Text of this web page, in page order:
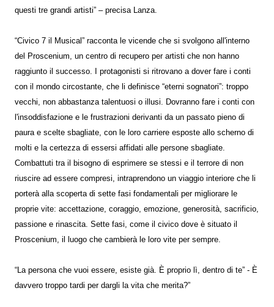
questi tre grandi artisti” – precisa Lanza.
“Civico 7 il Musical” racconta le vicende che si svolgono all'interno
del Proscenium, un centro di recupero per artisti che non hanno
raggiunto il successo. I protagonisti si ritrovano a dover fare i conti
con il mondo circostante, che li definisce “eterni sognatori”: troppo
vecchi, non abbastanza talentuosi o illusi. Dovranno fare i conti con
l'insoddisfazione e le frustrazioni derivanti da un passato pieno di
paura e scelte sbagliate, con le loro carriere esposte allo scherno di
molti e la certezza di essersi affidati alle persone sbagliate.
Combattuti tra il bisogno di esprimere se stessi e il terrore di non
riuscire ad essere compresi, intraprendono un viaggio interiore che li
porterà alla scoperta di sette fasi fondamentali per migliorare le
proprie vite: accettazione, coraggio, emozione, generosità, sacrificio,
passione e rinascita. Sette fasi, come il civico dove è situato il
Proscenium, il luogo che cambierà le loro vite per sempre.
“La persona che vuoi essere, esiste già. È proprio lì, dentro di te” - È
davvero troppo tardi per dargli la vita che merita?”